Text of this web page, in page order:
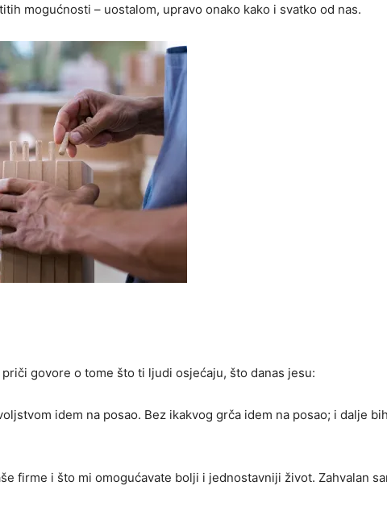
mogućnosti – uostalom, upravo onako kako i svatko od nas.
govore o tome što ti ljudi osjećaju, što danas jesu:
idem na posao. Bez ikakvog grča idem na posao; i dalje
firme i što mi omogućavate bolji i jednostavniji život. Zahvalan